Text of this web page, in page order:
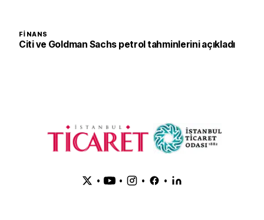
FINANS
Citi ve Goldman Sachs petrol tahminlerini açıkladı
• • • •